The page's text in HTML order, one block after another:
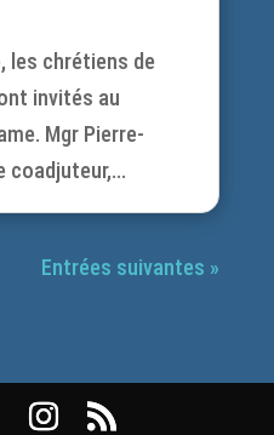
les chrétiens de
invités au
Mgr Pierre-
coadjuteur,...
Entrées suivantes »